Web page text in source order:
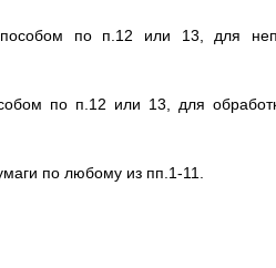
по п.12 или 13, для
по п.12 или 13, для
по любому из пп.1-11.